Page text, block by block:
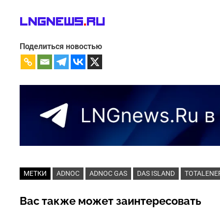
LNGnews. Ru
Поделиться новостью
МЕТКИ ADNOC ADNOC GAS DAS ISLAND
Вас также может заинтересовать